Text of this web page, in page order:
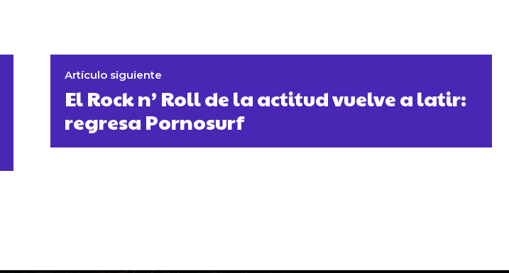
Artículo siguiente
El Rock n’ Roll de la actitud vuelve a latir:
regresa Pornosurf